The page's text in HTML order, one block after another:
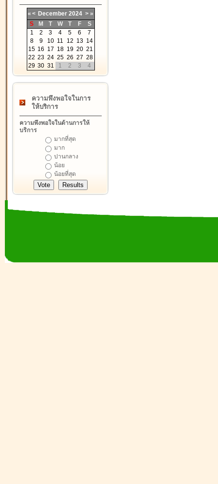
« < December 2024 > »
S
M T W T F
S
1
2 3 4 5 6
7
8
9 10 11 12 13 14
15 16 17 18 19 20 21
22 23 24 25 26 27 28
29 30 31 1 2 3 4
ความพึงพอใจในการ
ให้บริการ
ความพึงพอใจในด้านการให้
บริการ
มากที่สุด
มาก
ปานกลาง
น้อย
น้อยที่สุด